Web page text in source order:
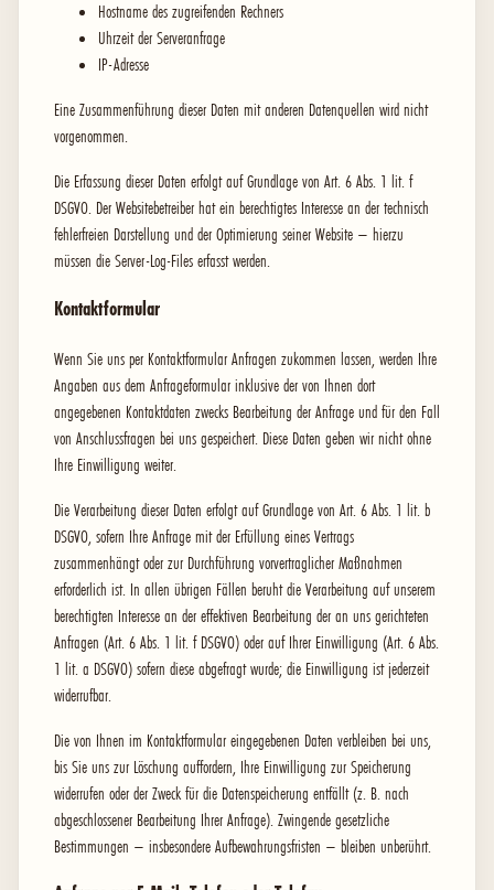
Hostname des zugreifenden Rechners
Uhrzeit der Serveranfrage
IP-Adresse
Eine Zusammenführung dieser Daten mit anderen Datenquellen wird nicht
vorgenommen.
Die Erfassung dieser Daten erfolgt auf Grundlage von Art. 6 Abs. 1 lit. f
DSGVO. Der Websitebetreiber hat ein berechtigtes Interesse an der technisch
fehlerfreien Darstellung und der Optimierung seiner Website – hierzu
müssen die Server-Log-Files erfasst werden.
Kontaktformular
Wenn Sie uns per Kontaktformular Anfragen zukommen lassen, werden Ihre
Angaben aus dem Anfrageformular inklusive der von Ihnen dort
angegebenen Kontaktdaten zwecks Bearbeitung der Anfrage und für den Fall
von Anschlussfragen bei uns gespeichert. Diese Daten geben wir nicht ohne
Ihre Einwilligung weiter.
Die Verarbeitung dieser Daten erfolgt auf Grundlage von Art. 6 Abs. 1 lit. b
DSGVO, sofern Ihre Anfrage mit der Erfüllung eines Vertrags
zusammenhängt oder zur Durchführung vorvertraglicher Maßnahmen
erforderlich ist. In allen übrigen Fällen beruht die Verarbeitung auf unserem
berechtigten Interesse an der effektiven Bearbeitung der an uns gerichteten
Anfragen (Art. 6 Abs. 1 lit. f DSGVO) oder auf Ihrer Einwilligung (Art. 6 Abs.
1 lit. a DSGVO) sofern diese abgefragt wurde; die Einwilligung ist jederzeit
widerrufbar.
Die von Ihnen im Kontaktformular eingegebenen Daten verbleiben bei uns,
bis Sie uns zur Löschung auffordern, Ihre Einwilligung zur Speicherung
widerrufen oder der Zweck für die Datenspeicherung entfällt (z. B. nach
abgeschlossener Bearbeitung Ihrer Anfrage). Zwingende gesetzliche
Bestimmungen – insbesondere Aufbewahrungsfristen – bleiben unberührt.